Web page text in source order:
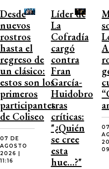
Desde
nuevos
rostros
hasta el
regreso de
un clásico:
estos son los
primeros
participantes
de Coliseo
07 DE
AGOSTO
2026 |
11:16
Líder de
La
Cofradía
cargó
contra
Fran
García-
Huidobro
tras
críticas:
"¿Quién
se cree
esta
hue…?"